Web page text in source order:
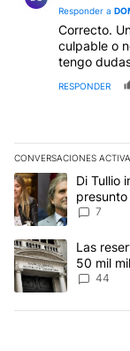
Responder a
Correcto.
culpable o
tengo
RESPONDER
CONVERSACIONES
Este listado
Un artículo deDi Tullio
Ley de
7
Un artículo de
Las
50 mil
44